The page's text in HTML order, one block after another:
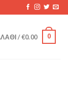
/€0.00 0